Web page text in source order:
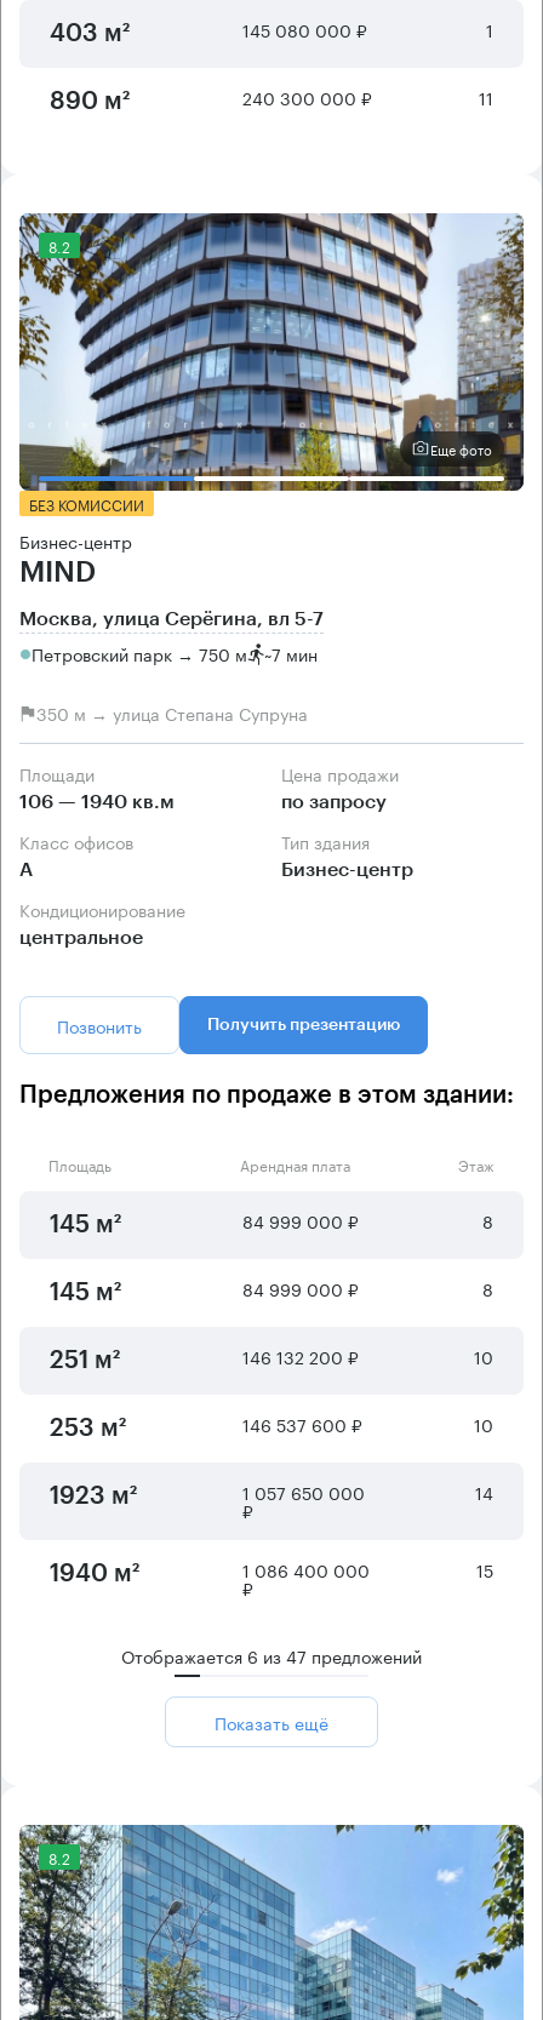
403 м² 145 080 000 ₽ 1
890 м² 240 300 000 ₽ 11
8.2
Еще фото
БЕЗ КОМИССИИ
Бизнес-центр
MIND
Москва, улица Серёгина, вл 5-7
Петровский парк → 750 м ~7 мин
350 м → улица Степана Супруна
Площади
106 — 1940 кв.м
Цена продажи
по запросу
Класс офисов
А
Тип здания
Бизнес-центр
Кондиционирование
центральное
Позвонить Получить презентацию
Предложения по продаже в этом здании:
Площадь Арендная плата Этаж
145 м² 84 999 000 ₽ 8
145 м² 84 999 000 ₽ 8
251 м² 146 132 200 ₽ 10
253 м² 146 537 600 ₽ 10
1923 м² 1 057 650 000
₽
14
1940 м² 1 086 400 000
₽
15
Отображается 6 из47 предложений
Показать ещё
8.2